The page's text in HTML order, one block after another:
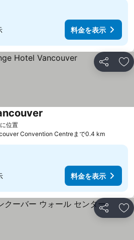
料金を表示
シェア お
位置料金を表示
Convention Centreまで0.4 km
料金を表示
シェア お